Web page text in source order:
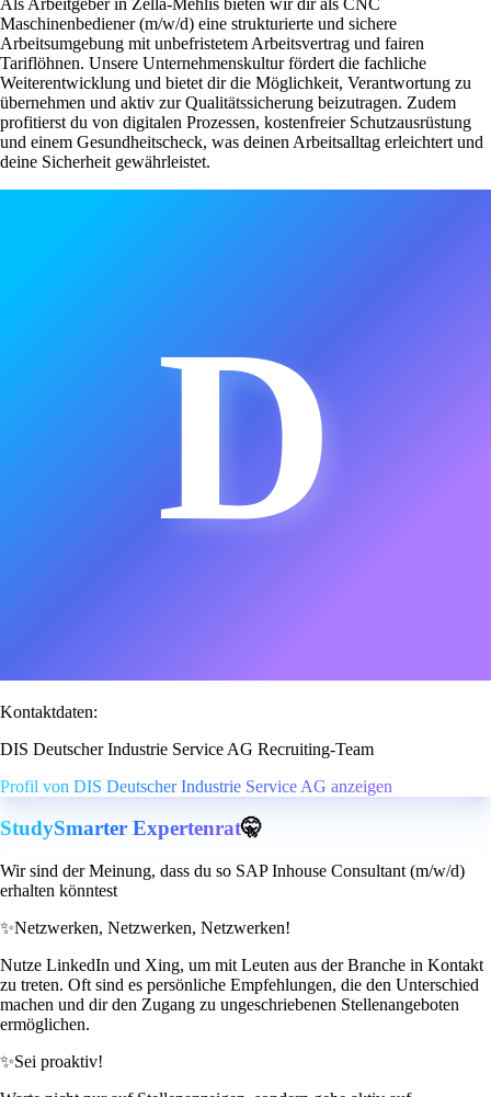
Maschinenbediener (m/w/d) eine strukturierte und sichere
Arbeitsumgebung mit unbefristetem Arbeitsvertrag und fairen
Tariflöhnen. Unsere Unternehmenskultur fördert die fachliche
Weiterentwicklung und bietet dir die Möglichkeit, Verantwortung zu
übernehmen und aktiv zur Qualitätssicherung beizutragen. Zudem
profitierst du von digitalen Prozessen, kostenfreier Schutzausrüstung
und einem Gesundheitscheck, was deinen Arbeitsalltag erleichtert und
deine Sicherheit gewährleistet.
D
Kontaktdaten:
DIS Deutscher Industrie Service AG Recruiting-Team
Profil von DIS Deutscher Industrie Service AG anzeigen
StudySmarter Expertenrat🤫
Wir sind der Meinung, dass du so SAP Inhouse Consultant (m/w/d)
erhalten könntest
✨Netzwerken, Netzwerken, Netzwerken!
Nutze LinkedIn und Xing, um mit Leuten aus der Branche in Kontakt
zu treten. Oft sind es persönliche Empfehlungen, die den Unterschied
machen und dir den Zugang zu ungeschriebenen Stellenangeboten
ermöglichen.
✨Sei proaktiv!